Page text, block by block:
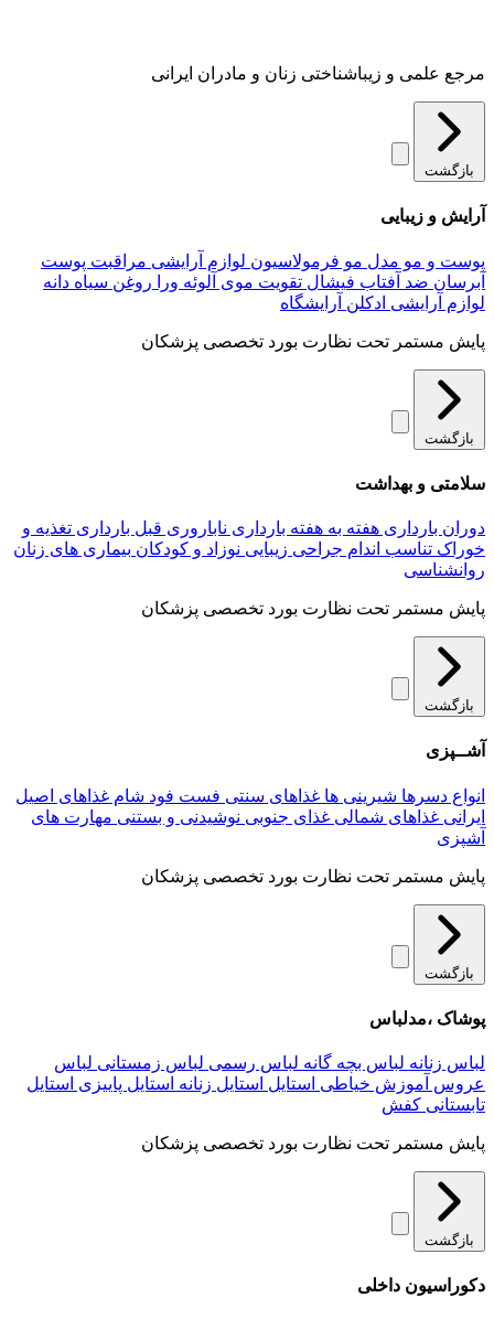
مرجع علمی و زیباشناختی زنان و مادران ایرانی
بازگشت
آرایش و زیبایی
پوست و مو مدل مو فرمولاسیون لوازم آرایشی مراقبت پوست
آبرسان ضد آفتاب فیشال تقویت موی آلوئه‌ ورا روغن سیاه دانه
لوازم آرایشی ادکلن آرایشگاه
پایش مستمر تحت نظارت بورد تخصصی پزشکان
بازگشت
سلامتی و بهداشت
دوران بارداری هفته به هفته بارداری ناباروری قبل بارداری تغذیه و
خوراک تناسب اندام جراحی زیبایی نوزاد و کودکان بیماری های زنان
روانشناسی
پایش مستمر تحت نظارت بورد تخصصی پزشکان
بازگشت
آشــپزی
انواع دسرها شیرینی ها غذاهای سنتی فست فود شام غذاهای اصیل
ایرانی غذاهای شمالی غذای جنوبی نوشیدنی و بستنی مهارت های
آشپزی
پایش مستمر تحت نظارت بورد تخصصی پزشکان
بازگشت
پوشاک ،مدلباس
لباس زنانه لباس بچه گانه لباس رسمی لباس زمستانی لباس
عروس آموزش خیاطی استایل استایل زنانه استایل پاییزی استایل
تابستانی کفش
پایش مستمر تحت نظارت بورد تخصصی پزشکان
بازگشت
دکوراسیون داخلی